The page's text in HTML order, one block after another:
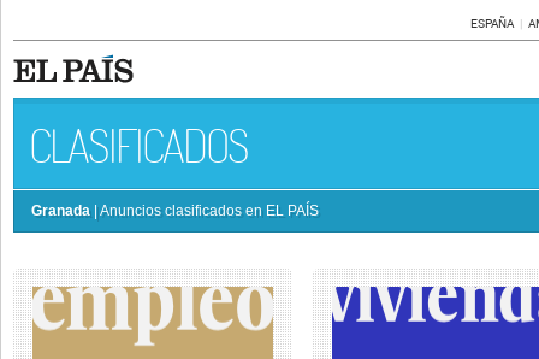
ESPAÑA
CLASIFICADOS
Granada | Anuncios clasificados en EL PAÍS